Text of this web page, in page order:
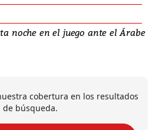
noche en el juego ante el Árabe
cobertura en los resultados
de búsqueda.